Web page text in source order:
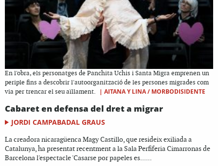
En l'obra, els personatges de Panchita Uchis i Santa Migra emprenen un
periple fins a descobrir l'autoorganització de les persones migrades com
via per trencar el seu aïllament.
| AITANA Y LINA / MORBODISIDENTE
Cabaret en defensa del dret a migrar
JORDI CAMPABADAL GRAUS
La creadora nicaragüenca Magy Castillo, que resideix exiliada a
Catalunya, ha presentat recentment a la Sala Perfiferia Cimarronas de
Barcelona l'espectacle 'Casarse por papeles es......